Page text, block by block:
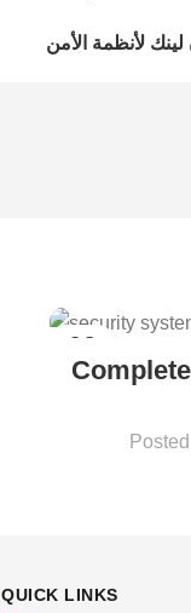
لأنظمة الأمن
02
JUN
QUICK LINKS